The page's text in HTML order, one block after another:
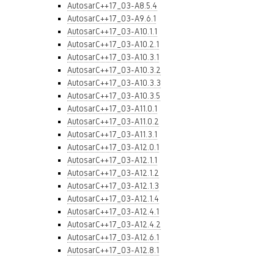
AutosarC++17_03-A8.5.4
AutosarC++17_03-A9.6.1
AutosarC++17_03-A10.1.1
AutosarC++17_03-A10.2.1
AutosarC++17_03-A10.3.1
AutosarC++17_03-A10.3.2
AutosarC++17_03-A10.3.3
AutosarC++17_03-A10.3.5
AutosarC++17_03-A11.0.1
AutosarC++17_03-A11.0.2
AutosarC++17_03-A11.3.1
AutosarC++17_03-A12.0.1
AutosarC++17_03-A12.1.1
AutosarC++17_03-A12.1.2
AutosarC++17_03-A12.1.3
AutosarC++17_03-A12.1.4
AutosarC++17_03-A12.4.1
AutosarC++17_03-A12.4.2
AutosarC++17_03-A12.6.1
AutosarC++17_03-A12.8.1